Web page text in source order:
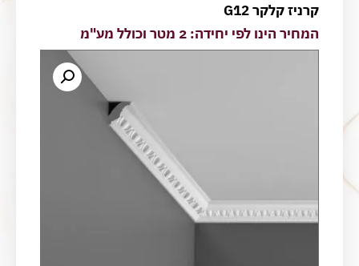
קרניז קלקר G12
המחיר הינו לפי יחידה: 2 מטר וכולל מע"מ